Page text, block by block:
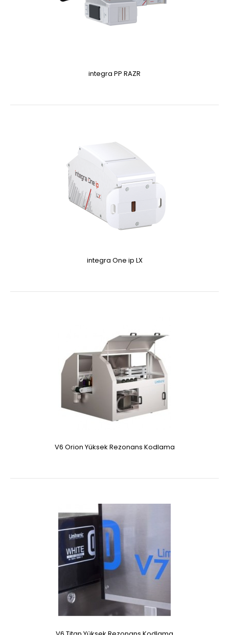
integra PP RAZR
integra One ip LX
V6 Orion Yüksek Rezonans Kodlama